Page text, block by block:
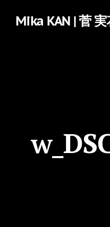
Mika KAN | 菅 実